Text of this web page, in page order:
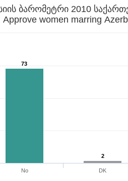
ბარომეტრი 2010
Approve women marring
73
2
No DK